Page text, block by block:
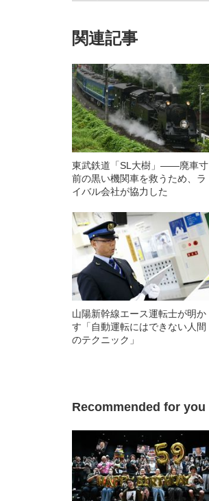
関連記事
東武鉄道「SL大樹」――廃車寸
前の黒い機関車を救うため、ラ
イバル会社が協力した
山陽新幹線エース運転士が明か
す「自動運転にはできない人間
のテクニック」
Recommended for you